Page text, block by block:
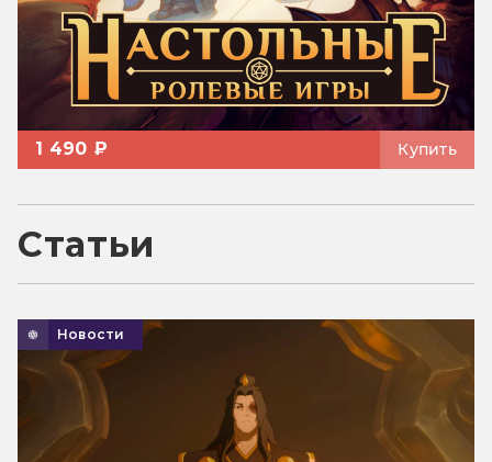
1 490 ₽ Купить
Статьи
Новости